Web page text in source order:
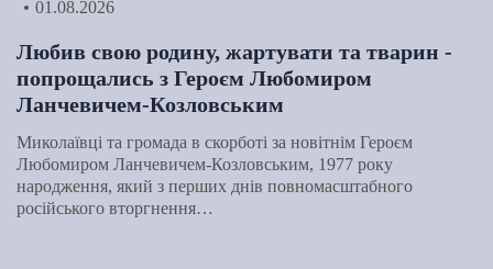
01.08.2026
Любив свою родину, жартувати та тварин -
попрощались з Героєм Любомиром
Ланчевичем-Козловським
Миколаївці та громада в скорботі за новітнім Героєм
Любомиром Ланчевичем-Козловським, 1977 року
народження, який з перших днів повномасштабного
російського вторгнення…